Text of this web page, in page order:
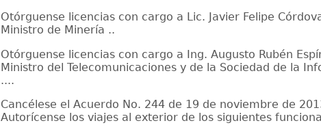
Otórguense licencias con cargo a Lic. Javier Felipe
Ministro de Minería ..
Otórguense licencias con cargo a Ing. Augusto Rubén
Ministro del Telecomunicaciones y de la Sociedad de la
....
Cancélese el Acuerdo No. 244 de 19 de noviembre de
Autorícense los viajes al exterior de los siguientes